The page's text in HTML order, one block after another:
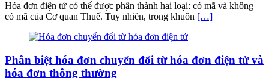
Hóa đơn điện tử có thể được phân thành hai loại: có mã và không
có mã của Cơ quan Thuế. Tuy nhiên, trong khuôn […]
Phân biệt hóa đơn chuyển đổi từ hóa đơn điện tử và
hóa đơn thông thường